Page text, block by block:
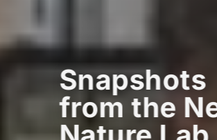
Snapshots
from the